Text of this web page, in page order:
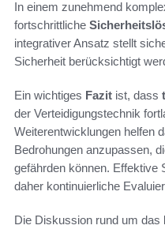
In einem zunehmend
fortschrittliche
integrativer Ansatz stellt
Sicherheit berücksichtigt
Ein wichtiges Fazit ist, dass
der Verteidigungstechnik
Weiterentwicklungen helfen
Bedrohungen anzupassen,
gefährden können. Effektive
daher kontinuierliche
Die Diskussion rund um das